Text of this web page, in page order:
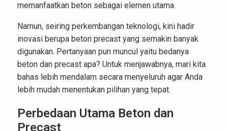
memanfaatkan beton sebagai elemen utama.
Namun, seiring perkembangan teknologi, kini hadir
inovasi berupa beton precast yang semakin banyak
digunakan. Pertanyaan pun muncul yaitu bedanya
beton dan precast apa? Untuk menjawabnya, mari kita
bahas lebih mendalam secara menyeluruh agar Anda
lebih mudah menentukan pilihan yang tepat.
Perbedaan Utama Beton dan
Precast